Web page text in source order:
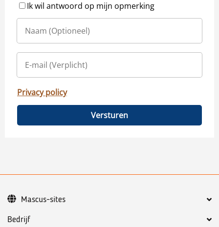
Ik wil antwoord op mijn opmerking
Privacy policy
Versturen
Bedrijf
Mascus-sites